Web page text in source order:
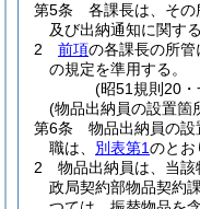
第5条
各課長は、そ
及び出納通知に関す
2
前項の各課長の所管
の規定を準用する。
(昭51規則20・
(物品出納員の設置箇
第6条
物品出納員の
職は、 別表第1のとお
2
物品出納員は、当
政局契約部物品契約課